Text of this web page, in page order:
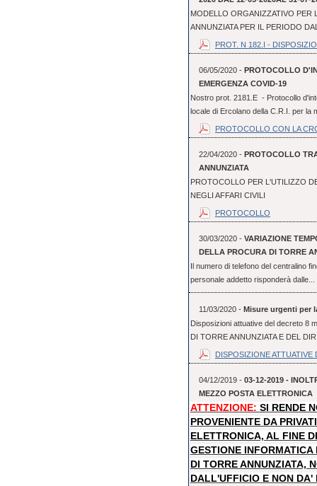
MODELLO ORGANIZZATIVO PER
ANNUNZIATA PER IL PERIODO
PROT. N 182.I -
06/05/2020 - PROTOCOLLO
EMERGENZA COVID-19
Nostro prot. 2181.E - Protocollo
locale di Ercolano della C.R.I. per la
PROTOCOLLO CON LA
22/04/2020 - PROTOCOLLO
ANNUNZIATA
PROTOCOLLO PER L'UTILIZZO
NEGLI AFFARI CIVILI
PROTOCOLLO
30/03/2020 - VARIAZIONE
DELLA PROCURA DI TORRE
Il numero di telefono del centralino
personale addetto risponderà
11/03/2020 - Misure urgenti per
Disposizioni attuative del decreto 8
DI TORRE ANNUNZIATA E DEL
DISPOSIZIONE ATTUATIVE
04/12/2019 - 03-12-2019 -
MEZZO POSTA ELETTRONICA
ATTENZIONE: SI RENDE
PROVENIENTE DA
ELETTRONICA, AL FINE
GESTIONE
DI TORRE ANNUNZIATA,
DALL'UFFICIO E NON